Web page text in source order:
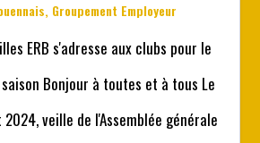
, Groupement Employeur
ERB s'adresse aux clubs pour le
Bonjour à toutes et à tous Le
veille de l'Assemblée générale